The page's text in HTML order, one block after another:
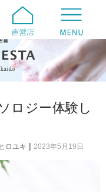
ロジー体験し
ロユキ | 2023年5月19日